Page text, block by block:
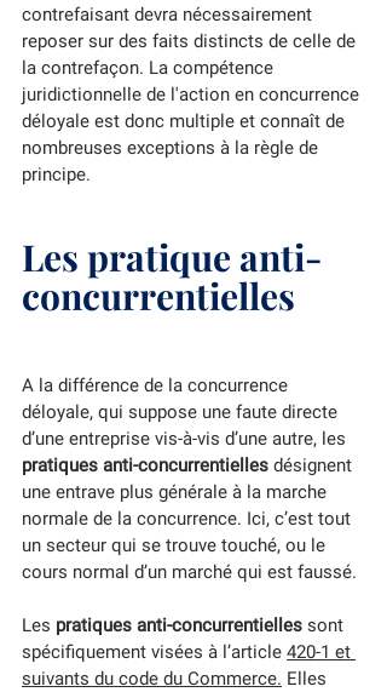
contrefaisant devra nécessairement
reposer sur des faits distincts de celle de
la contrefaçon. La compétence
juridictionnelle de l'action en concurrence
déloyale est donc multiple et connaît de
nombreuses exceptions à la règle de
principe.
Les pratique anti-
concurrentielles
A la différence de la concurrence
déloyale, qui suppose une faute directe
d’une entreprise vis-à-vis d’une autre, les
pratiques anti-concurrentielles désignent
une entrave plus générale à la marche
normale de la concurrence. Ici, c’est tout
un secteur qui se trouve touché, ou le
cours normal d’un marché qui est faussé.
Les pratiques anti-concurrentielles sont
spécifiquement visées à l’article 420-1 et
suivants du code du Commerce. Elles